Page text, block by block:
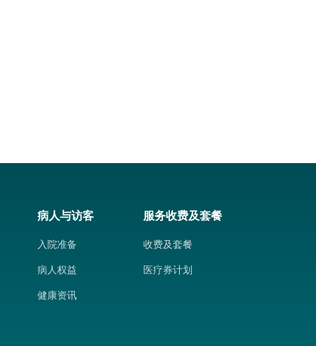
病人与访客
入院准备
病人权益
健康资讯
服务收费及套餐
收费及套餐
医疗券计划